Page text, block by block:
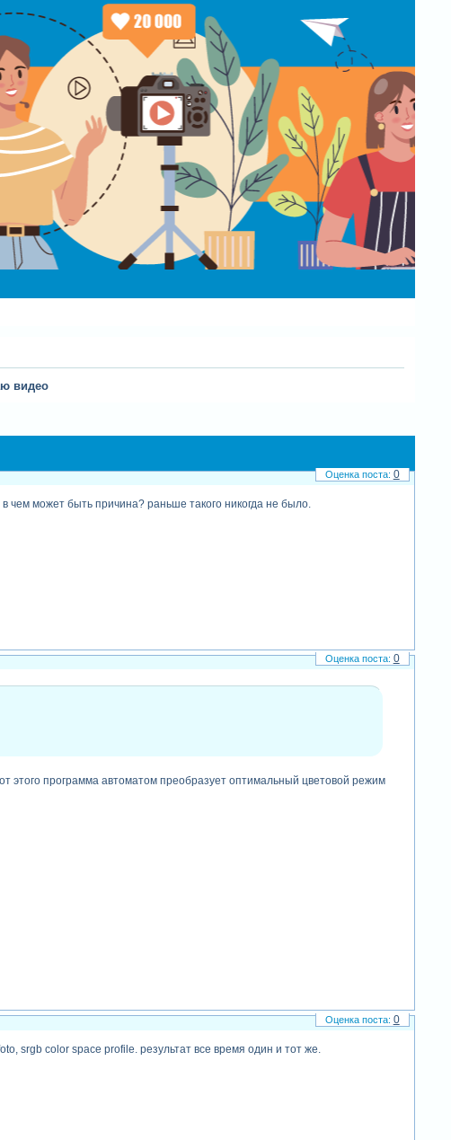
видео
может быть причина? раньше такого никогда не было.
0
этого программа автоматом преобразует оптимальный цветовой режим
0
srgb color space profile. результат все время один и тот же.
0